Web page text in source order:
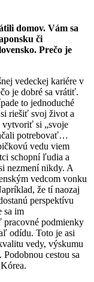
domov. Vám sa
či
Prečo je
vedeckej kariére v
je dobré sa vrátiť.
to jednoduché
riešiť svoj život a
vytvoriť si „svoje
potrebovať…
vedu viem
schopní ľudia a
nezmení nikdy. A
vedcom vonku
že tí naozaj
perspektívu
sa im
podmienky
odídu. Toto je asi
vedy, výskumu
cestou sa